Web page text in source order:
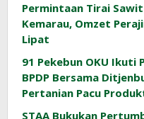
Permintaan Tirai
Kemarau, Omzet
Lipat
91 Pekebun OKU Ikuti
BPDP Bersama
Pertanian Pacu
STAA Bukukan